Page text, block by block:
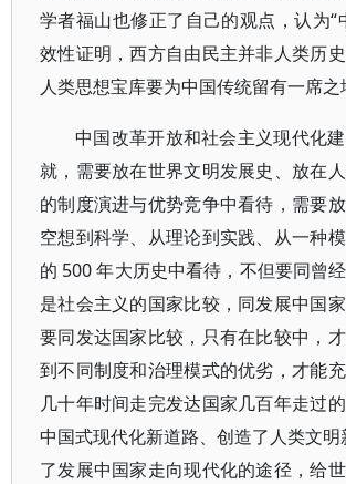
学者福山也修正了自己的观点，认为“
效性证明，西方自由民主并非人类历
人类思想宝库要为中国传统留有一席之
中国改革开放和社会主义现代化
就，需要放在世界文明发展史、放在
的制度演进与优势竞争中看待，需要
空想到科学、从理论到实践、从一种
的 500 年大历史中看待，不但要同曾
是社会主义的国家比较，同发展中国
要同发达国家比较，只有在比较中，
到不同制度和治理模式的优劣，才能
几十年时间走完发达国家几百年走过
中国式现代化新道路、创造了人类文明
了发展中国家走向现代化的途径，给